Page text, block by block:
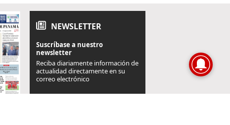
NEWSLETTER
Suscríbase a nuestro
newsletter
Reciba diariamente información de
actualidad directamente en su
correo electrónico